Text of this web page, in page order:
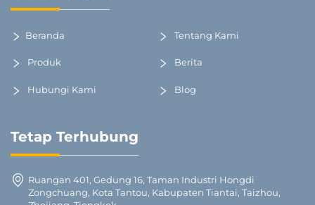
Beranda Tentang Kami
Produk Berita
Hubungi Kami Blog
Tetap Terhubung
Ruangan 401, Gedung 16, Taman Industri Hongdi
Zongchuang, Kota Tantou, Kabupaten Tiantai, Taizhou,